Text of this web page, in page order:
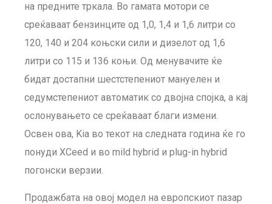
на предните тркала. Во гамата мотори се
среќаваат бензинците од 1,0, 1,4 и 1,6 литри со
120, 140 и 204 коњски сили и дизелот од 1,6
литри со 115 и 136 коњи. Од менувачите ќе
бидат достапни шестстепениот мануелен и
седумстепениот автоматик со двојна спојка, а кај
ослонувањето се среќаваат благи измени.
Освен ова, Kia во текот на следната година ќе го
понуди XCeed и во mild hybrid и plug-in hybrid
погонски верзии.
Продажбата на овој модел на европскиот пазар